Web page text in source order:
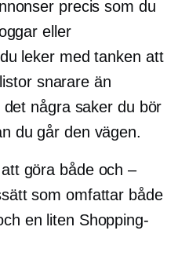
precis som du
eller
leker med tanken att
snarare än
några saker du bör
du går den vägen.
göra både och –
som omfattar både
en liten Shopping-